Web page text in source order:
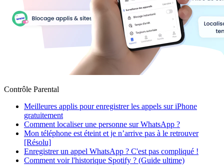
Contrôle Parental
Meilleures applis pour enregistrer les appels sur iPhone
gratuitement
Comment localiser une personne sur WhatsApp ?
Mon téléphone est éteint et je n’arrive pas à le retrouver
[Résolu]
Enregistrer un appel WhatsApp ? C'est pas compliqué !
Comment voir l'historique Spotify ? (Guide ultime)